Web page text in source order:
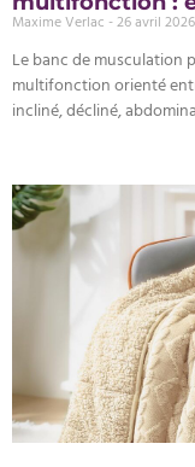
Maxime Verlac 26 avril 2026
Le banc de musculation
multifonction orienté
incliné, décliné,